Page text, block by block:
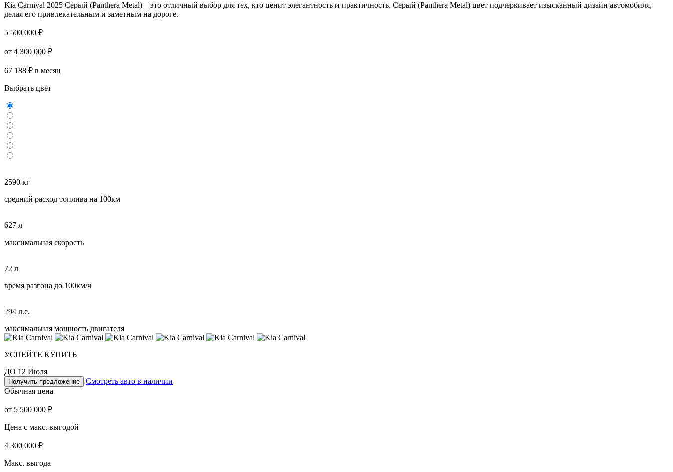
Kia Carnival 2025 Серый (Panthera Metal) – это отличный выбор для тех, кто ценит элегантность и практичность. Серый (Panthera Metal) цвет подчеркивает изысканный дизайн автомобиля,
делая его привлекательным и заметным на дороге.
5 500 000 ₽
от 4 300 000 ₽
67 188 ₽ в месяц
Выбрать цвет
2590 кг
средний расход топлива на 100км
627 л
максимальная скорость
72 л
время разгона до 100км/ч
294 л.с.
максимальная мощность двигателя
УСПЕЙТЕ КУПИТЬ
ДО 12 Июля
Получить предложение
Смотреть авто в наличии
Обычная цена
от 5 500 000 ₽
Цена с макс. выгодой
4 300 000 ₽
Макс. выгода